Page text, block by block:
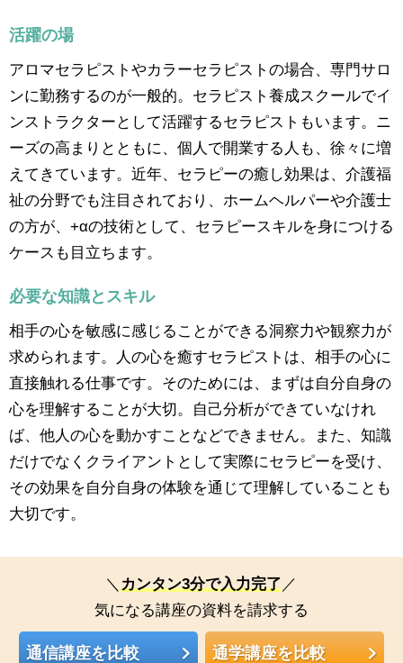
活躍の場
アロマセラピストやカラーセラピストの場合、専門サロ
ンに勤務するのが一般的。セラピスト養成スクールでイ
ンストラクターとして活躍するセラピストもいます。ニ
ーズの高まりとともに、個人で開業する人も、徐々に増
えてきています。近年、セラピーの癒し効果は、介護福
祉の分野でも注目されており、ホームヘルパーや介護士
の方が、+αの技術として、セラピースキルを身につける
ケースも目立ちます。
必要な知識とスキル
相手の心を敏感に感じることができる洞察力や観察力が
求められます。人の心を癒すセラピストは、相手の心に
直接触れる仕事です。そのためには、まずは自分自身の
心を理解することが大切。自己分析ができていなけれ
ば、他人の心を動かすことなどできません。また、知識
だけでなくクライアントとして実際にセラピーを受け、
その効果を自分自身の体験を通じて理解していることも
大切です。
＼ カンタン3分で入力完了 ／
気になる講座の資料を請求する
通信講座を比較 通学講座を比較